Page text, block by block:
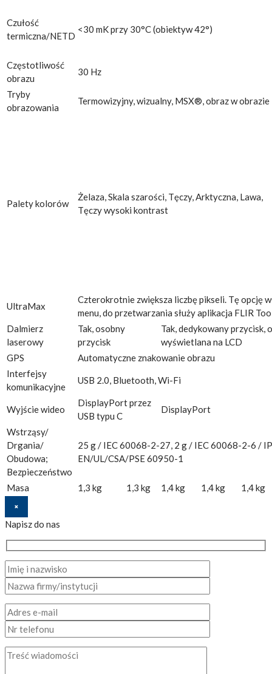
Czułość
termiczna/NETD
<30 mK przy 30°C (obiektyw 42°)
Częstotliwość
obrazu
30 Hz
Tryby
obrazowania
Termowizyjny, wizualny, MSX®, obraz w obrazie
Palety kolorów
Żelaza, Skala szarości, Tęczy, Arktyczna, Lawa,
Tęczy wysoki kontrast
UltraMax
Czterokrotnie zwiększa liczbę pikseli. Tę opcję
menu, do przetwarzania służy aplikacja FLIR
Dalmierz
laserowy
Tak, osobny
przycisk
Tak, dedykowany przycisk,
wyświetlana na LCD
GPS
Automatyczne znakowanie obrazu
Interfejsy
komunikacyjne
USB 2.0, Bluetooth, Wi-Fi
Wyjście wideo
DisplayPort przez
USB typu C
DisplayPort
Wstrząsy/
Drgania/
Obudowa;
Bezpieczeństwo
25 g / IEC 60068-2-27, 2 g / IEC 60068-2-6 /
EN/UL/CSA/PSE 60950-1
Masa 1,3 kg 1,3 kg 1,4 kg 1,4 kg 1,4 kg
×
Napisz do nas